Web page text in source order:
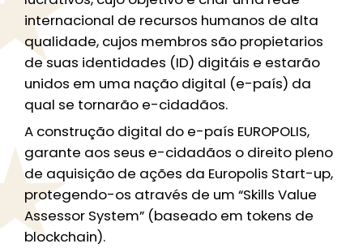
internacional de recursos humanos de alta
qualidade, cujos membros são propietarios
de suas identidades (ID) digitáis e estarão
unidos em uma nação digital (e-país) da
qual se tornarão e-cidadãos.
A construção digital do e-país EUROPOLIS,
garante aos seus e-cidadãos o direito pleno
de aquisição de ações da Europolis Start-up,
protegendo-os através de um “Skills Value
Assessor System” (baseado em tokens de
blockchain).